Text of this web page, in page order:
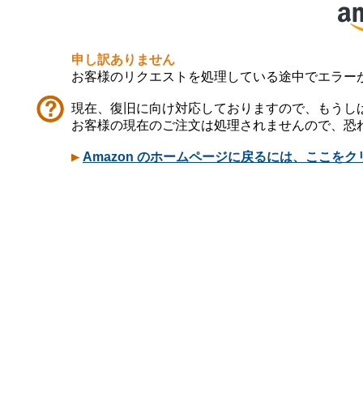
申し訳ありません
お客様のリクエストを処理している途中でエラー
現在、復旧に向け対応しておりますので、もうし
お客様の現在のご注文は処理されませんので、
Amazon のホームページに戻るには、ここをク